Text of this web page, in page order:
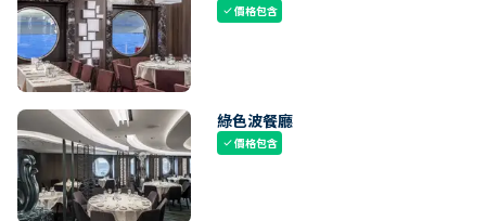
check價格包含
綠色波餐廳
check價格包含